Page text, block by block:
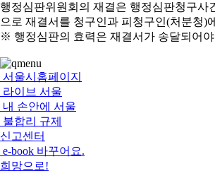
행정심판위원회의 재결은 행정심판청구사
으로 재결서를 청구인과 피청구인(처분청)
※ 행정심판의 효력은 재결서가 송달되어
서울시홈페이지
라이브 서울
내 손안에 서울
불합리 규제
신고센터
e-book 바꾸어요.
희망으로!